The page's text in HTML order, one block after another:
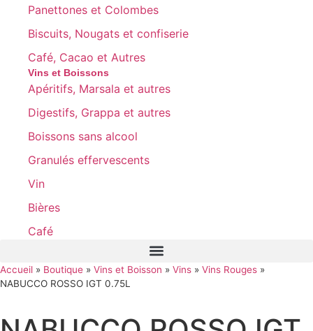
Panettones et Colombes
Biscuits, Nougats et confiserie
Café, Cacao et Autres
Vins et Boissons
Apéritifs, Marsala et autres
Digestifs, Grappa et autres
Boissons sans alcool
Granulés effervescents
Vin
Bières
Café
Accueil » Boutique » Vins et Boisson » Vins » Vins Rouges »
NABUCCO ROSSO IGT 0.75L